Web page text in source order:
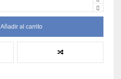
Añadir al carrito